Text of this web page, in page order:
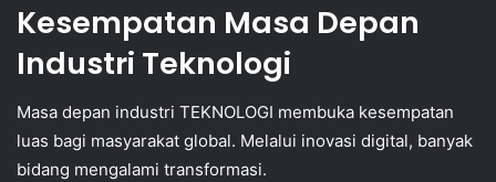
Kesempatan Masa Depan
Industri Teknologi
Masa depan industri TEKNOLOGI membuka kesempatan
luas bagi masyarakat global. Melalui inovasi digital, banyak
bidang mengalami transformasi.